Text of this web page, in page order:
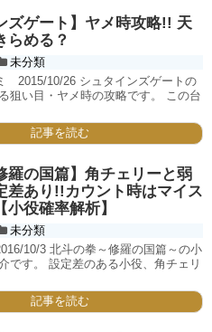
ズゲート】ヤメ時攻略!! 天
らめる？
未分類
2015/10/26 シュタインズゲートの
狙い目・ヤメ時の攻略です。 この台
記事を読む
羅の国篇】角チェリーと弱
差あり!!カウント時はマイス
小役確率解析】
未分類
10/3 北斗の拳～修羅の国篇～の小
です。 設定差のある小役、角チェリ
記事を読む